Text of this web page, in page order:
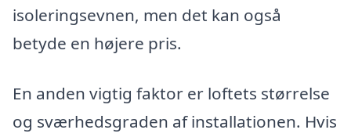
isoleringsevnen, men det kan også
betyde en højere pris.
En anden vigtig faktor er loftets størrelse
og sværhedsgraden af installationen. Hvis